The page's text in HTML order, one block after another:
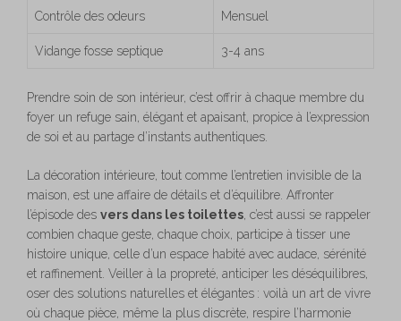
Contrôle des odeurs Mensuel
Vidange fosse septique 3-4 ans
Prendre soin de son intérieur, c’est offrir à chaque membre du
foyer un refuge sain, élégant et apaisant, propice à l’expression
de soi et au partage d’instants authentiques.
La décoration intérieure, tout comme l’entretien invisible de la
maison, est une affaire de détails et d’équilibre. Affronter
l’épisode des vers dans les toilettes , c’est aussi se rappeler
combien chaque geste, chaque choix, participe à tisser une
histoire unique, celle d’un espace habité avec audace, sérénité
et raffinement. Veiller à la propreté, anticiper les déséquilibres,
oser des solutions naturelles et élégantes : voilà un art de vivre
où chaque pièce, même la plus discrète, respire l’harmonie